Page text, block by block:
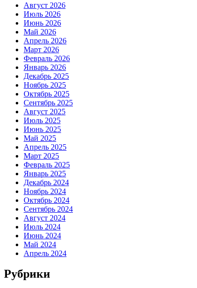
Август 2026
Июль 2026
Июнь 2026
Май 2026
Апрель 2026
Март 2026
Февраль 2026
Январь 2026
Декабрь 2025
Ноябрь 2025
Октябрь 2025
Сентябрь 2025
Август 2025
Июль 2025
Июнь 2025
Май 2025
Апрель 2025
Март 2025
Февраль 2025
Январь 2025
Декабрь 2024
Ноябрь 2024
Октябрь 2024
Сентябрь 2024
Август 2024
Июль 2024
Июнь 2024
Май 2024
Апрель 2024
Рубрики